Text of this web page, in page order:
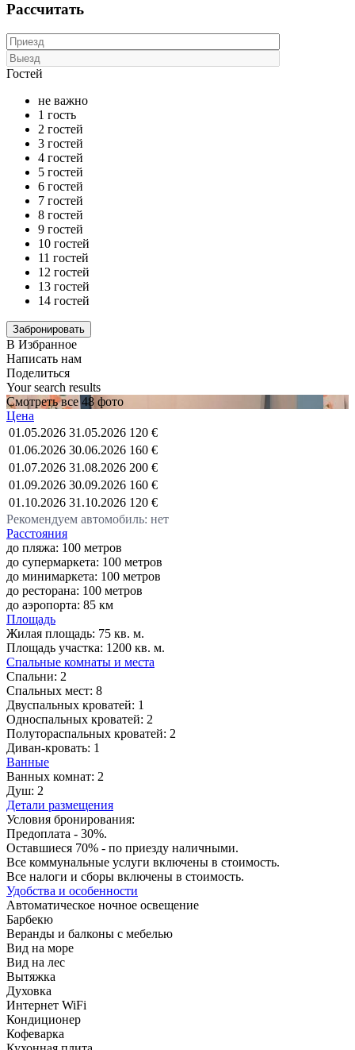
Рассчитать
Гостей
не важно
1 гость
2 гостей
3 гостей
4 гостей
5 гостей
6 гостей
7 гостей
8 гостей
9 гостей
10 гостей
11 гостей
12 гостей
13 гостей
14 гостей
В Избранное
Написать нам
Поделиться
Your search results
Смотреть все 48 фото
Цена
01.05.2026 31.05.2026 120 €
01.06.2026 30.06.2026 160 €
01.07.2026 31.08.2026 200 €
01.09.2026 30.09.2026 160 €
01.10.2026 31.10.2026 120 €
Рекомендуем автомобиль: нет
Расстояния
до пляжа: 100 метров
до супермаркета: 100 метров
до минимаркета: 100 метров
до ресторана: 100 метров
до аэропорта: 85 км
Площадь
Жилая площадь: 75 кв. м.
Площадь участка: 1200 кв. м.
Спальные комнаты и места
Спальни: 2
Спальных мест: 8
Двуспальных кроватей: 1
Односпальных кроватей: 2
Полутораспальных кроватей: 2
Диван-кровать: 1
Ванные
Ванных комнат: 2
Душ: 2
Детали размещения
Условия бронирования:
Предоплата - 30%.
Оставшиеся 70% - по приезду наличными.
Все коммунальные услуги включены в стоимость.
Все налоги и сборы включены в стоимость.
Удобства и особенности
Автоматическое ночное освещение
Барбекю
Веранды и балконы с мебелью
Вид на море
Вид на лес
Вытяжка
Духовка
Интернет WiFi
Кондиционер
Кофеварка